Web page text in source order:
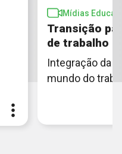
Mídias
Transição
de trabalho
Integração da
mundo do